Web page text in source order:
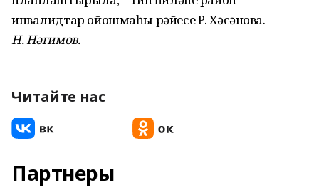
инвалидтар ойошмаһы рәйесе Р. Хәсәнова.
Н. Нәғимов.
Читайте нас
Партнеры